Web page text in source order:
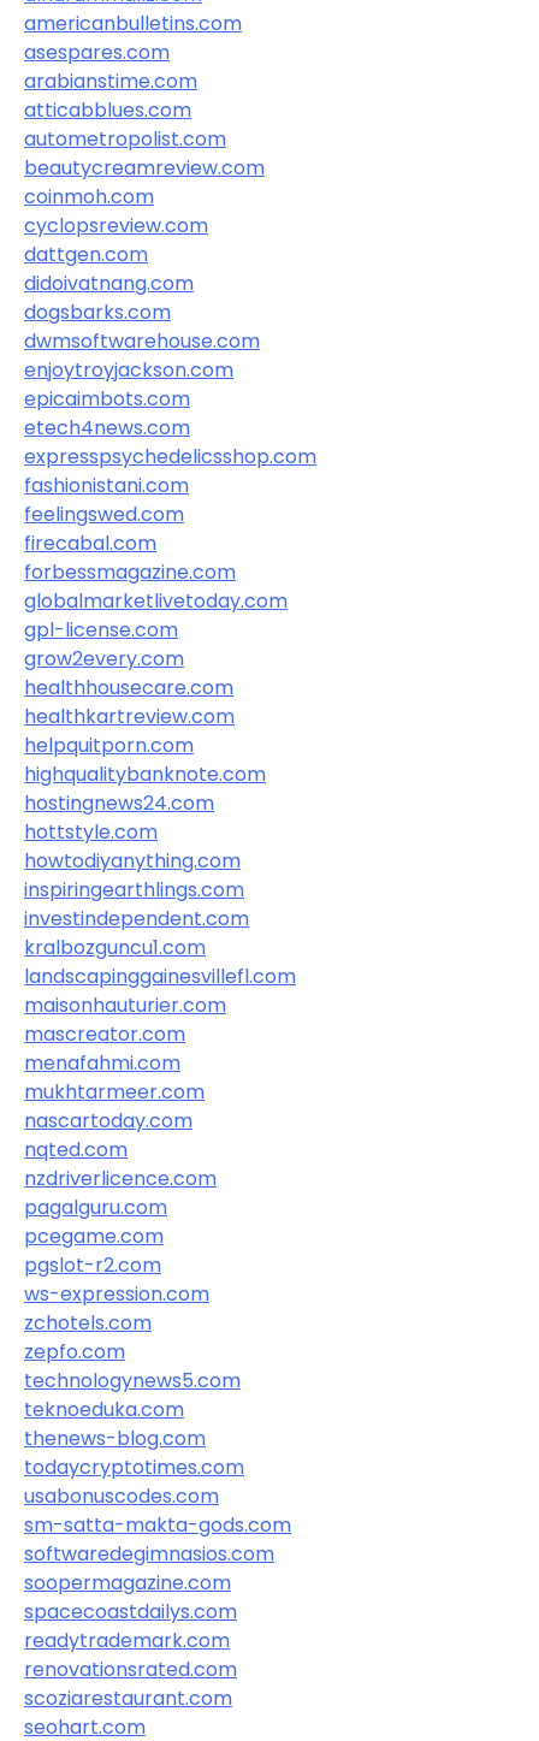
americanbulletins.com
asespares.com
arabianstime.com
atticabblues.com
autometropolist.com
beautycreamreview.com
coinmoh.com
cyclopsreview.com
dattgen.com
didoivatnang.com
dogsbarks.com
dwmsoftwarehouse.com
enjoytroyjackson.com
epicaimbots.com
etech4news.com
expresspsychedelicsshop.com
fashionistani.com
feelingswed.com
firecabal.com
forbessmagazine.com
globalmarketlivetoday.com
gpl-license.com
grow2every.com
healthhousecare.com
healthkartreview.com
helpquitporn.com
highqualitybanknote.com
hostingnews24.com
hottstyle.com
howtodiyanything.com
inspiringearthlings.com
investindependent.com
kralbozguncu1.com
landscapinggainesvillefl.com
maisonhauturier.com
mascreator.com
menafahmi.com
mukhtarmeer.com
nascartoday.com
nqted.com
nzdriverlicence.com
pagalguru.com
pcegame.com
pgslot-r2.com
ws-expression.com
zchotels.com
zepfo.com
technologynews5.com
teknoeduka.com
thenews-blog.com
todaycryptotimes.com
usabonuscodes.com
sm-satta-makta-gods.com
softwaredegimnasios.com
soopermagazine.com
spacecoastdailys.com
readytrademark.com
renovationsrated.com
scoziarestaurant.com
seohart.com